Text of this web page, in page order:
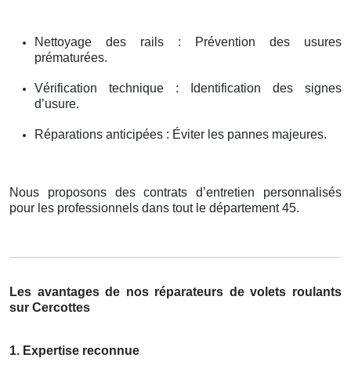
Nettoyage des rails : Prévention des usures
prématurées.
Vérification technique : Identification des signes
d’usure.
Réparations anticipées : Éviter les pannes majeures.
Nous proposons des contrats d’entretien personnalisés
pour les professionnels dans tout le département 45.
Les avantages de nos réparateurs de volets roulants
sur Cercottes
1. Expertise reconnue